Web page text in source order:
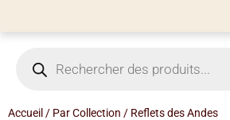
Accueil / Par Collection / Reflets des Andes